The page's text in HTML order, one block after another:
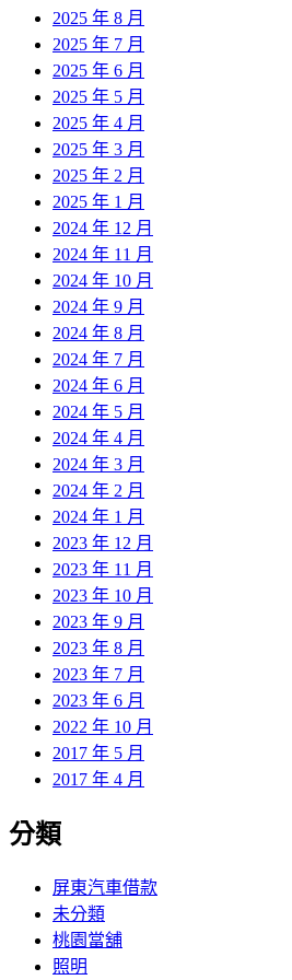
2025 年 8 月
2025 年 7 月
2025 年 6 月
2025 年 5 月
2025 年 4 月
2025 年 3 月
2025 年 2 月
2025 年 1 月
2024 年 12 月
2024 年 11 月
2024 年 10 月
2024 年 9 月
2024 年 8 月
2024 年 7 月
2024 年 6 月
2024 年 5 月
2024 年 4 月
2024 年 3 月
2024 年 2 月
2024 年 1 月
2023 年 12 月
2023 年 11 月
2023 年 10 月
2023 年 9 月
2023 年 8 月
2023 年 7 月
2023 年 6 月
2022 年 10 月
2017 年 5 月
2017 年 4 月
分類
屏東汽車借款
未分類
桃園當舖
照明